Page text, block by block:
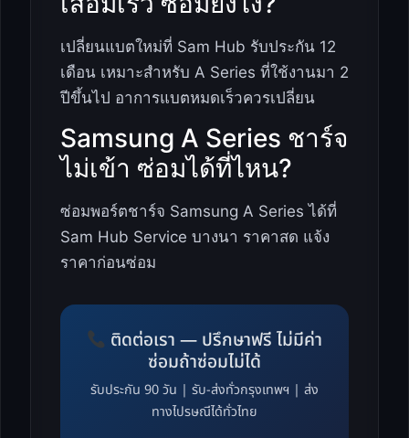
เปลี่ยนแบตใหม่ที่ Sam Hub รับประกัน 12
เดือน เหมาะสำหรับ A Series ที่ใช้งานมา 2
ปีขึ้นไป อาการแบตหมดเร็วควรเปลี่ยน
Samsung A Series ชาร์จ
ไม่เข้า ซ่อมได้ที่ไหน?
ซ่อมพอร์ตชาร์จ Samsung A Series ได้ที่
Sam Hub Service บางนา ราคาสด แจ้ง
ราคาก่อนซ่อม
ติดต่อเรา — ปรึกษาฟรี ไม่มีค่า
ซ่อมถ้าซ่อมไม่ได้
รับประกัน 90 วัน | รับ-ส่งทั่วกรุงเทพฯ | ส่ง
ทางไปรษณีได้ทั่วไทย